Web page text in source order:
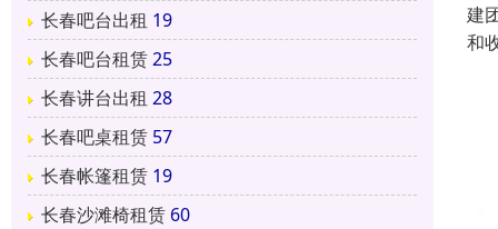
长春吧台出租 19
长春吧台租赁25
长春讲台出租 28
长春吧桌租赁 57
长春帐篷租赁 19
长春沙滩椅租赁 60
建
和